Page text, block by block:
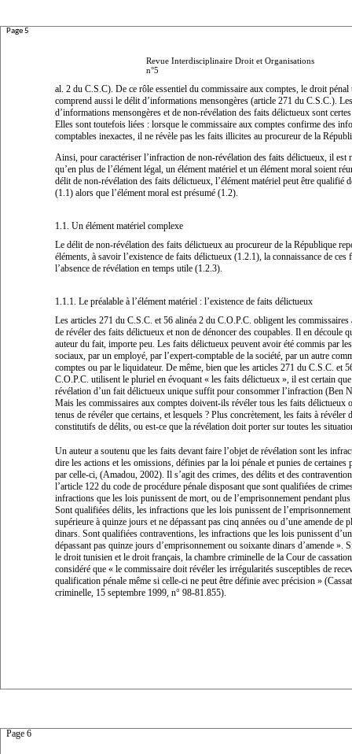
Page 5
Revue Interdisciplinaire Droit et Organisations
n°5
al. 2 du C.S.C). De ce rôle essentiel du commissaire aux comptes, le droit pénal
comprend aussi le délit d’informations mensongères (article 271 du C.S.C.).
d’informations mensongères et de non-révélation des faits délictueux sont
Elles sont toutefois liées : lorsque le commissaire aux comptes confirme des
comptables inexactes, il ne révèle pas les faits illicites au procureur de la
Ainsi, pour caractériser l’infraction de non-révélation des faits délictueux, il est
qu’en plus de l’élément légal, un élément matériel et un élément moral soient
délit de non-révélation des faits délictueux, l’élément matériel peut être qualifié
(1.1) alors que l’élément moral est présumé (1.2).
1.1. Un élément matériel complexe
Le délit de non-révélation des faits délictueux au procureur de la République
éléments, à savoir l’existence de faits délictueux (1.2.1), la connaissance de ces
l’absence de révélation en temps utile (1.2.3).
1.1.1. Le préalable à l’élément matériel : l’existence de faits délictueux
Les articles 271 du C.S.C. et 56 alinéa 2 du C.O.P.C. obligent les commissaires
de révéler des faits délictueux et non de dénoncer des coupables. Il en découle
auteur du fait, importe peu. Les faits délictueux peuvent avoir été commis par
sociaux, par un employé, par l’expert-comptable de la société, par un autre
comptes ou par le liquidateur. De même, bien que les articles 271 du C.S.C. et
C.O.P.C. utilisent le pluriel en évoquant « les faits délictueux », il est certain
révélation d’un fait délictueux unique suffit pour consommer l’infraction (Ben
Mais les commissaires aux comptes doivent-ils révéler tous les faits délictueux
tenus de révéler que certains, et lesquels ? Plus concrètement, les faits à révéler
constitutifs de délits, ou est-ce que la révélation doit porter sur toutes les
Un auteur a soutenu que les faits devant faire l’objet de révélation sont les
dire les actions et les omissions, définies par la loi pénale et punies de certaines
par celle-ci, (Amadou, 2002). Il s’agit des crimes, des délits et des
l’article 122 du code de procédure pénale disposant que sont qualifiées de
infractions que les lois punissent de mort, ou de l’emprisonnement pendant
Sont qualifiées délits, les infractions que les lois punissent de l’emprisonnement
supérieure à quinze jours et ne dépassant pas cinq années ou d’une amende de
dinars. Sont qualifiées contraventions, les infractions que les lois punissent
dépassant pas quinze jours d’emprisonnement ou soixante dinars d’amende ».
le droit tunisien et le droit français, la chambre criminelle de la Cour de
considéré que « le commissaire doit révéler les irrégularités susceptibles de
qualification pénale même si celle-ci ne peut être définie avec précision »
criminelle, 15 septembre 1999, n° 98-81.855).
Page 6